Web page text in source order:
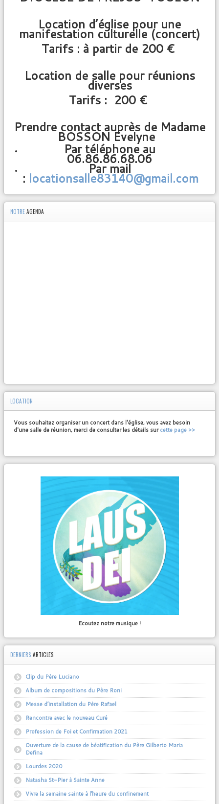
CONF ÉRENCEÉSOTERISME - EXORCISME
Location d’église pour une
manifestation culturelle (concert)
Tarifs : à partir de 200 €
Location de salle pour réunions
diverses
Tarifs : 200 €
Prendre contact auprès de Madame
BOSSON Evelyne
Par téléphone au
06.86.86.68.06
Par mail
: locationsalle83140@gmail.com
NOTREAGENDA
LOCATION
Vous souhaitez organiser un concert dans l'église, vous avez besoin
d'une salle de réunion, merci de consulter les détails surcette page >>
Ecoutez notre musique !
DERNIERS ARTICLES
Clip du Père Luciano
Album de compositions du Père Roni
Messe d’installation du Père Rafael
Rencontre avec le nouveau Curé
Profession de Foi et Confirmation 2021
Ouverture de la cause de béatification du Père Gilberto Maria
Defina
Lourdes 2020
Natasha St-Pier à Sainte Anne
Vivre la semaine sainte à l’heure du confinement